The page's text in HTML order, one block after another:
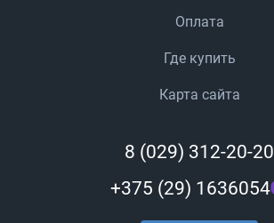
Оплата
Где купить
Карта сайта
8 (029) 312-20-20
+375 (29) 1636054